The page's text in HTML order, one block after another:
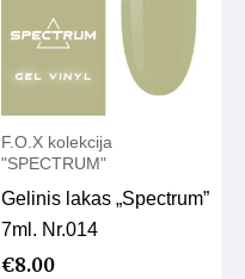
F.O.X kolekcija
"SPECTRUM"
Gelinis lakas „Spectrum”
7ml. Nr.014
€8.00